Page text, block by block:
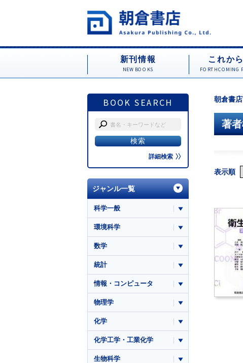
新刊情報
NEW BOOKS
これか
FORTHCOMING
BOOK SEARCH
詳細検索
朝倉書
著
表示順
ジャンル一覧
科学一般
環境科学
数学
統計
情報・コンピュータ
物理学
化学
化学工学・工業化学
生物科学